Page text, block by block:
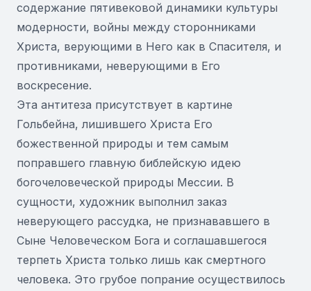
содержание пятивековой динамики культуры
модерности, войны между сторонниками
Христа, верующими в Него как в Спасителя, и
противниками, неверующими в Его
воскресение.
Эта антитеза присутствует в картине
Гольбейна, лишившего Христа Его
божественной природы и тем самым
поправшего главную библейскую идею
богочеловеческой природы Мессии. В
сущности, художник выполнил заказ
неверующего рассудка, не признававшего в
Сыне Человеческом Бога и соглашавшегося
терпеть Христа только лишь как смертного
человека. Это грубое попрание осуществилось